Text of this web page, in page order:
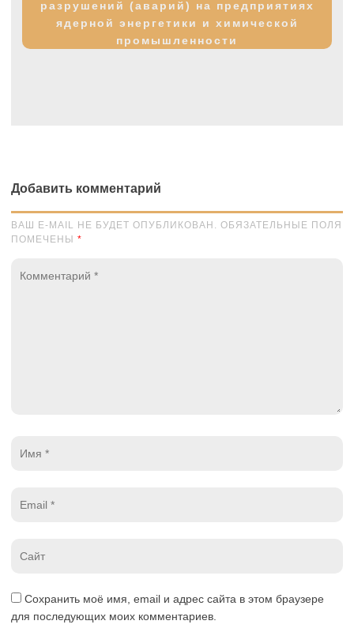
разрушений (аварий) на предприятиях
ядерной энергетики и химической
промышленности
Добавить комментарий
ВАШ E-MAIL НЕ БУДЕТ ОПУБЛИКОВАН. ОБЯЗАТЕЛЬНЫЕ ПОЛЯ
ПОМЕЧЕНЫ *
Сохранить моё имя, email и адрес сайта в этом браузере
для последующих моих комментариев.